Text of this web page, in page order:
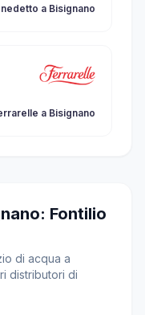
a Bisignano
a Bisignano
Fontilio
di acqua a
distributori di